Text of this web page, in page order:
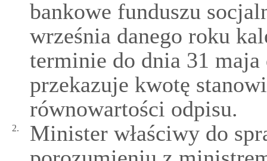
bankowe funduszu
września danego roku
terminie do dnia 31 maja
przekazuje kwotę
równowartości odpisu.
2.
Minister właściwy do